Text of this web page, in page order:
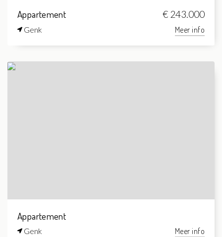
Appartement € 243.000
Genk Meer info
Appartement
Genk Meer info